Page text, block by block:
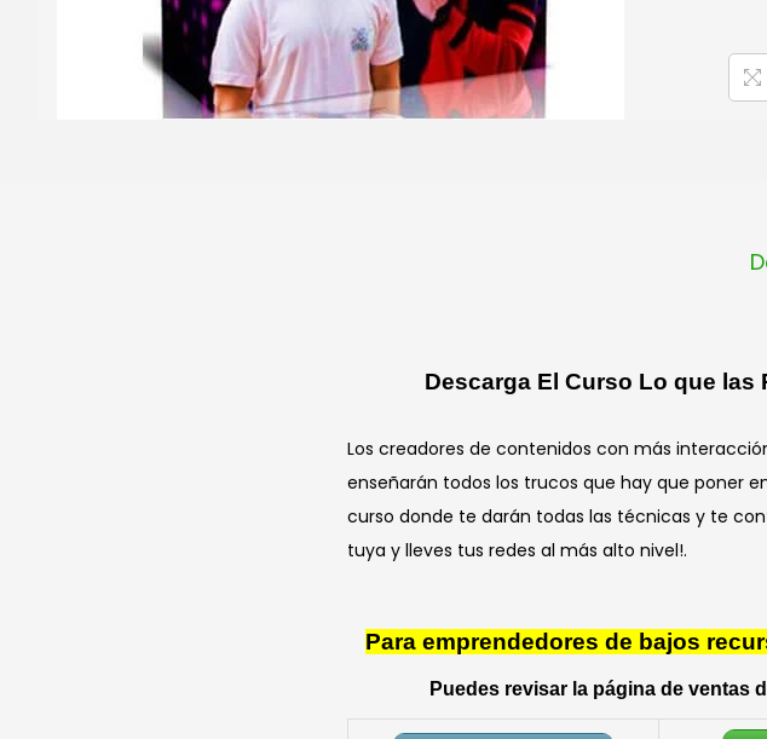
Descarga El Curso Lo que las
Los creadores de contenidos con más
enseñarán todos los trucos que hay que poner
curso donde te darán todas las técnicas y te
tuya y lleves tus redes al más alto nivel!.
Para emprendedores de bajos
Puedes revisar la página de ventas